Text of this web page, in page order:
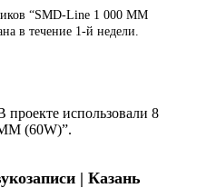
“SMD-Line 1 000 ММ
в течение 1-й недели.
использовали 8
(60W)”.
| Казань